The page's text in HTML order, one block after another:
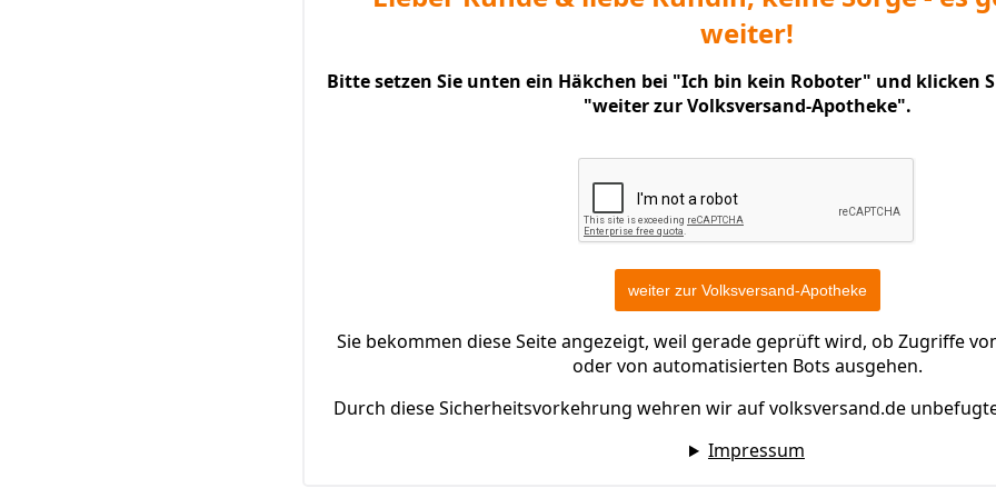
weiter!
Bitte setzen Sie unten ein Häkchen bei "Ich bin kein Roboter" und klicken
"weiter zur Volksversand-Apotheke".
Sie bekommen diese Seite angezeigt, weil gerade geprüft wird, ob Zugriffe
oder von automatisierten Bots ausgehen.
Durch diese Sicherheitsvorkehrung wehren wir auf volksversand.de
Impressum